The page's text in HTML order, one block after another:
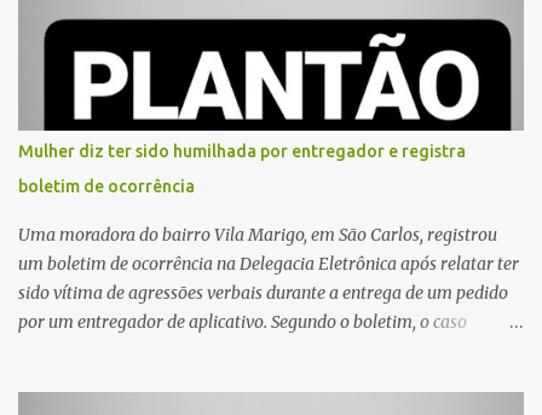
Mulher diz ter sido humilhada por entregador e registra
boletim de ocorrência
Uma moradora do bairro Vila Marigo, em São Carlos, registrou
um boletim de ocorrência na Delegacia Eletrônica após relatar ter
sido vítima de agressões verbais durante a entrega de um pedido
por um entregador de aplicativo. Segundo o boletim, o caso